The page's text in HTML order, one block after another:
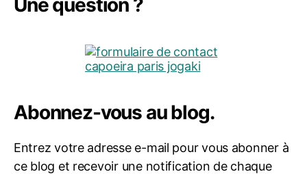
Abonnez-vous au blog.
Entrez votre adresse e-mail pour vous abonner à
ce blog et recevoir une notification de chaque